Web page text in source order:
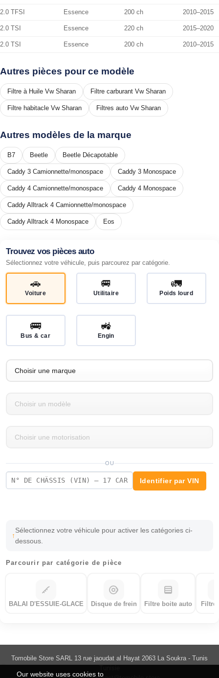
Our website uses cookies to
2.0 TFSI Essence 200 ch 2010–2015
2.0 TSI Essence 220 ch 2015–2020
2.0 TSI Essence 200 ch 2010–2015
Autres pièces pour ce modèle
Filtre à Huile Vw Sharan Filtre carburant Vw Sharan
Filtre habitacle Vw Sharan Filtres auto Vw Sharan
Autres modèles de la marque
B7 Beetle Beetle Décapotable
Caddy 3 Camionnette/monospace Caddy 3 Monospace
Caddy 4 Camionnette/monospace Caddy 4 Monospace
Caddy Alltrack 4 Camionnette/monospace
Caddy Alltrack 4 Monospace Eos
Trouvez vos pièces auto
Sélectionnez votre véhicule, puis parcourez par catégorie.
🚗
Voiture
🚐
Utilitaire
🚛
Poids lourd
🚌
Bus & car
🚜
Engin
OU
Identifier par VIN
Sélectionnez votre véhicule pour activer les catégories ci-
dessous.
Parcourir par catégorie de pièce
BALAI D'ESSUIE-GLACE Disque de frein Filtre boite auto
Tomobile Store SARL 13 rue jaoudat al Hayat 2063 La Soukra - Tunis